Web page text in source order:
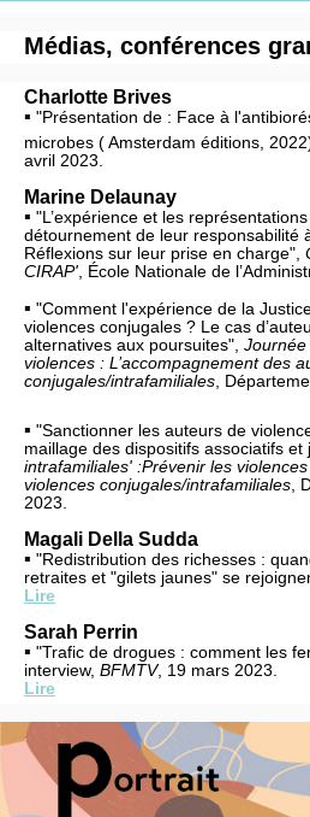
Médias, conférences
Charlotte Brives
▪ "Présentation de : Face à
microbes ( Amsterdam éditions,
avril 2023.
Marine Delaunay
▪ "L’expérience et les
détournement de leur responsabilité
Réflexions sur leur prise en charge",
CIRAP' , École Nationale de
▪ "Comment l'expérience de la
violences conjugales ? Le cas
alternatives aux poursuites", Journée
violences : L’accompagnement des
conjugales/intrafamiliales ,
▪ "Sanctionner les auteurs de
maillage des dispositifs associatifs et
intrafamiliales' :Prévenir les
violences conjugales/intrafamiliales ,
2023.
Magali Della Sudda
▪ "Redistribution des richesses :
retraites et "gilets jaunes" se
Lire
Sarah Perrin
▪ "Trafic de drogues : comment les
interview, BFMTV, 19 mars 2023.
Lire